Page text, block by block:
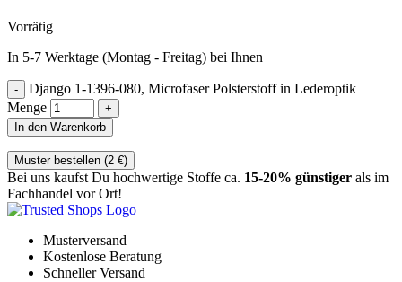
Vorrätig
In 5-7 Werktage (Montag - Freitag) bei Ihnen
Django 1-1396-080, Microfaser Polsterstoff in Lederoptik
Menge
In den Warenkorb
Muster bestellen (2 €)
Bei uns kaufst Du hochwertige Stoffe ca. 15-20% günstiger als im
Fachhandel vor Ort!
Musterversand
Kostenlose Beratung
Schneller Versand